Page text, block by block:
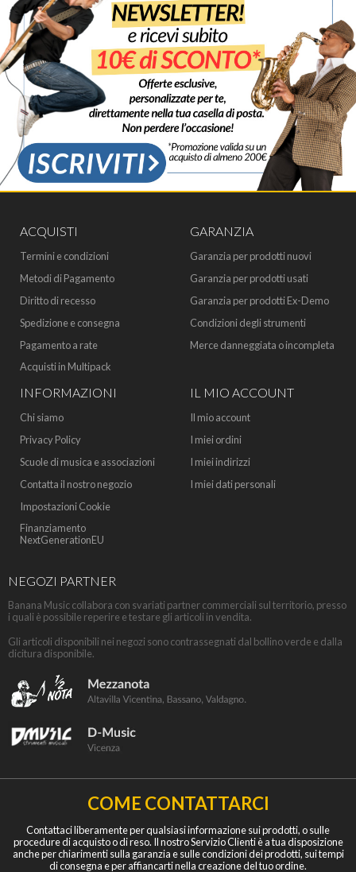
ACQUISTI
Termini e condizioni
Metodi di Pagamento
Diritto di recesso
Spedizione e consegna
Pagamento a rate
Acquisti in Multipack
GARANZIA
Garanzia per prodotti nuovi
Garanzia per prodotti usati
Garanzia per prodotti Ex-Demo
Condizioni degli strumenti
Merce danneggiata o incompleta
INFORMAZIONI
Chi siamo
Privacy Policy
Scuole di musica e associazioni
Contatta il nostro negozio
Impostazioni Cookie
Finanziamento
NextGenerationEU
IL MIO ACCOUNT
Il mio account
I miei ordini
I miei indirizzi
I miei dati personali
NEGOZI PARTNER
Banana Music collabora con svariati partner commerciali sul territorio, presso
i quali è possibile reperire e testare gli articoli in vendita.
Gli articoli disponibili nei negozi sono contrassegnati dal bollino verde e dalla
dicitura disponibile.
COME CONTATTARCI
Contattaci liberamente per qualsiasi informazione sui prodotti, o sulle
procedure di acquisto o di reso. Il nostro Servizio Clienti è a tua disposizione
anche per chiarimenti sulla garanzia e sulle condizioni dei prodotti, sui tempi
di consegna e per affiancarti nella creazione del tuo ordine.